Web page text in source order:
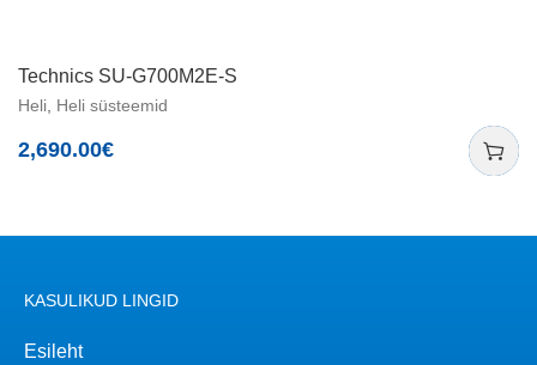
Technics SU-G700M2E-S
Heli Heli süsteemid
2,690.00€
KASULIKUD LINGID
Esileht